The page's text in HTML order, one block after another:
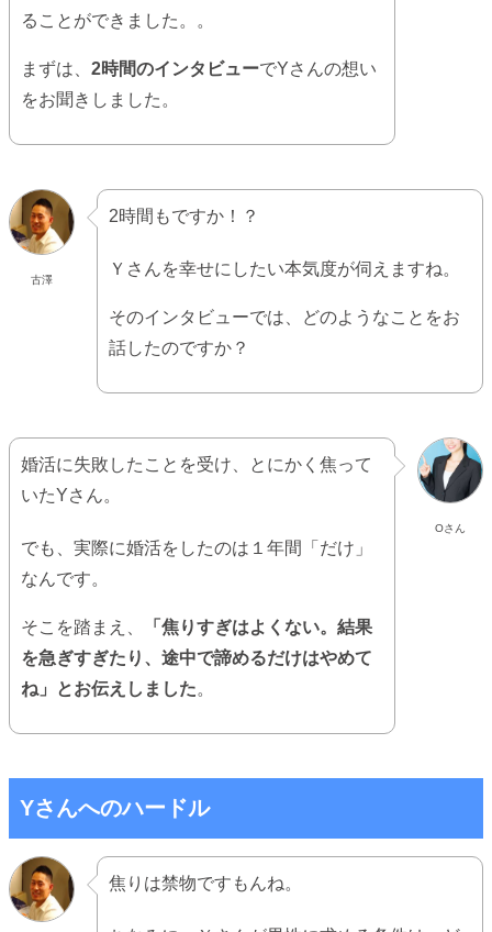
ることができました。。
まずは、 2時間のインタビューでYさんの想い
をお聞きしました。
古澤
2時間もですか！？
Ｙさんを幸せにしたい本気度が伺えますね。
そのインタビューでは、どのようなことをお
話したのですか？
Oさん
婚活に失敗したことを受け、とにかく焦って
いたYさん。
でも、実際に婚活をしたのは１年間「だけ」
なんです。
そこを踏まえ、
「焦りすぎはよくない。結果
を急ぎすぎたり、途中で諦めるだけはやめて
ね」とお伝えしました。
Yさんへのハードル
焦りは禁物ですもんね。